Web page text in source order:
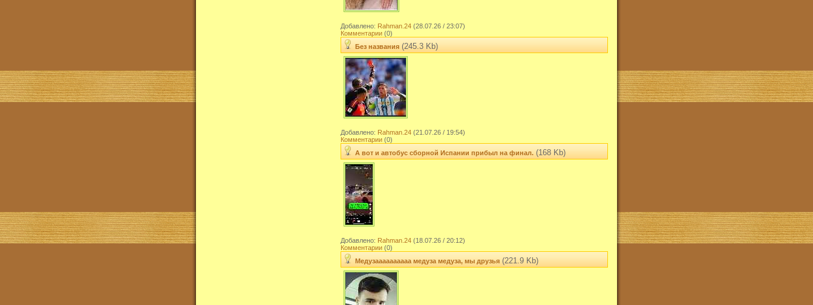
Добавлено: Rahman.24 (28.07.26 / 23:07)
Комментарии (0)
Без названия (245.3 Kb)
Добавлено: Rahman.24 (21.07.26 / 19:54)
Комментарии (0)
А вот и автобус сборной Испании прибыл на финал. (168 Kb)
Добавлено: Rahman.24 (18.07.26 / 20:12)
Комментарии (0)
Медузаааааааааа медуза медуза, мы друзья (221.9 Kb)